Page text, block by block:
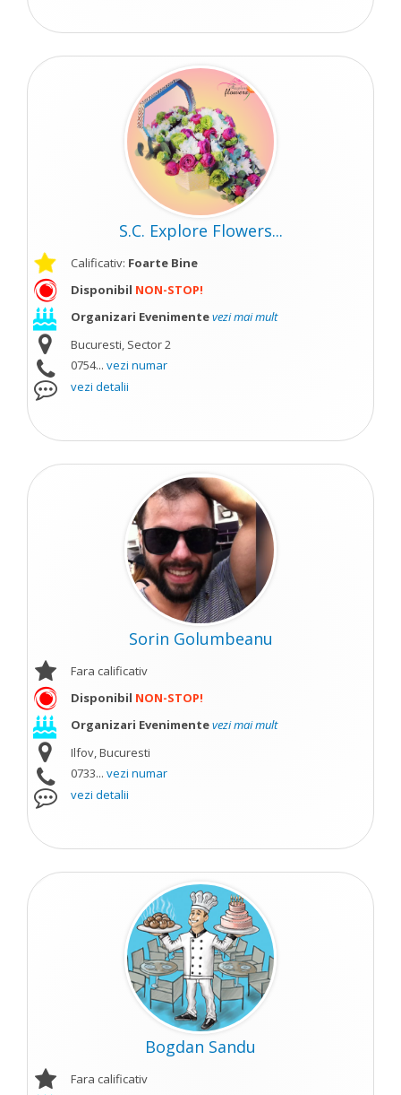
S.C. Explore Flowers...
Calificativ: Foarte Bine
Disponibil NON-STOP!
Organizari Evenimentevezi mai mult
Bucuresti, Sector 2
0754... vezi numar
vezi detalii
Sorin Golumbeanu
Fara calificativ
Disponibil NON-STOP!
Organizari Evenimentevezi mai mult
Ilfov, Bucuresti
0733... vezi numar
vezi detalii
Bogdan Sandu
Fara calificativ